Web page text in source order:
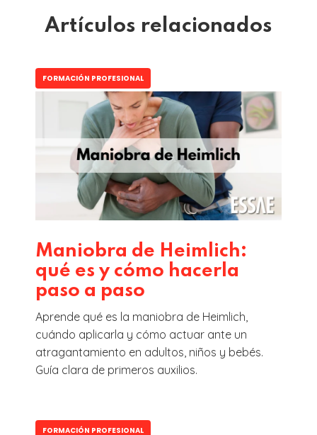
Artículos relacionados
FORMACIÓN PROFESIONAL
Maniobra de Heimlich:
qué es y cómo hacerla
paso a paso
Aprende qué es la maniobra de Heimlich,
cuándo aplicarla y cómo actuar ante un
atragantamiento en adultos, niños y bebés.
Guía clara de primeros auxilios.
FORMACIÓN PROFESIONAL